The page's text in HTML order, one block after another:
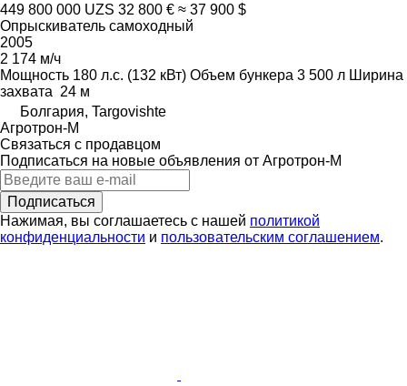
449 800 000 UZS 32 800 € ≈ 37 900 $
Опрыскиватель самоходный
2005
2 174 м/ч
Мощность 180 л.с. (132 кВт) Объем бункера 3 500 л Ширина
захвата 24 м
Болгария, Targovishte
Агротрон-М
Связаться с продавцом
Подписаться на новые объявления от Агротрон-М
Подписаться
Нажимая, вы соглашаетесь с нашей политикой
конфиденциальности и пользовательским соглашением.